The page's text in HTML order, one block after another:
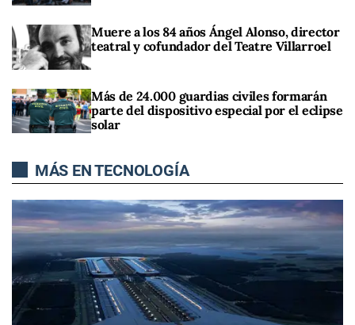
Muere a los 84 años Ángel Alonso, director
teatral y cofundador del Teatre Villarroel
Más de 24.000 guardias civiles formarán
parte del dispositivo especial por el eclipse
solar
MÁS EN TECNOLOGÍA